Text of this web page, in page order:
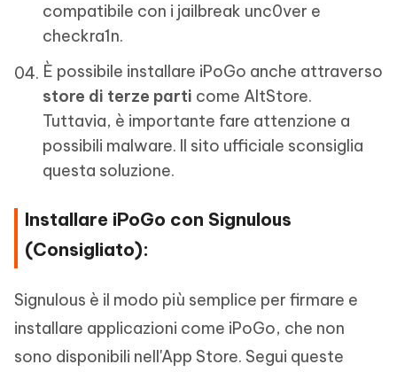
compatibile con i jailbreak unc0ver e
checkra1n.
È possibile installare iPoGo anche attraverso
store di terze parti come AltStore.
Tuttavia, è importante fare attenzione a
possibili malware. Il sito ufficiale sconsiglia
questa soluzione.
Installare iPoGo con Signulous
(Consigliato):
Signulous è il modo più semplice per firmare e
installare applicazioni come iPoGo, che non
sono disponibili nell'App Store. Segui queste